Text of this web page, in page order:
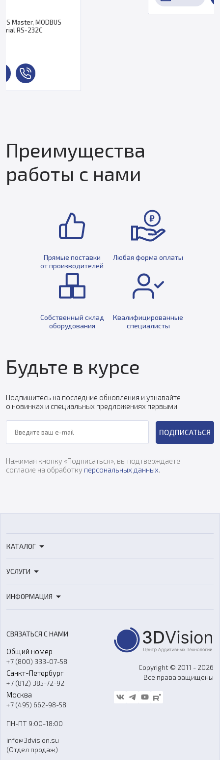
Преимущества
работы с нами
Прямые поставки
от производителей
Любая форма оплаты
Собственный склад
оборудования
Квалифицированные
специалисты
Будьте в курсе
Подпишитесь на последние обновления и узнавайте
о новинках и специальных предложениях первыми
ПОДПИСАТЬСЯ
Нажимая кнопку «Подписаться», вы подтверждаете
согласие на обработку персональных данных.
КАТАЛОГ
3D-сканеры
Расходные материалы
Оборудование и материалы для вакуумного литья
Аксессуары и прочее оборудование
Программное обеспечение
УСЛУГИ
3D-моделирование
Ремонт и услуги
ИНФОРМАЦИЯ
О компании
Контакты
Гос. закупки
Стать дилером
Блог
FAQ
СВЯЗАТЬСЯ С НАМИ
Общий номер
+7 (800) 333-07-58
Санкт-Петербург
+7 (812) 385-72-92
Москва
+7 (495) 662-98-58
ПН-ПТ 9:00-18:00
info@3dvision.su
(Отдел продаж)
Copyright © 2011 - 2026
Все права защищены